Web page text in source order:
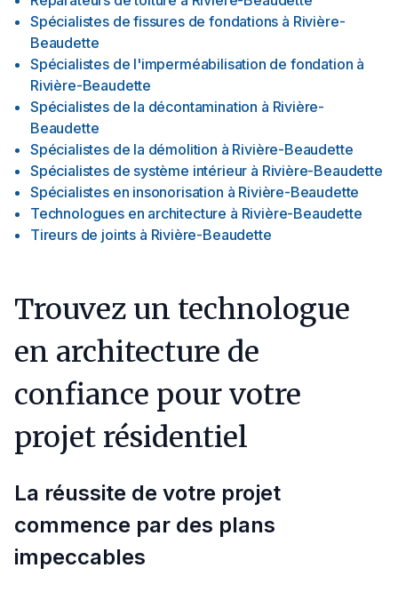
Spécialistes de fissures de fondations à Rivière-
Beaudette
Spécialistes de l'imperméabilisation de fondation à
Rivière-Beaudette
Spécialistes de la décontamination à Rivière-
Beaudette
Spécialistes de la démolition à Rivière-Beaudette
Spécialistes de système intérieur à Rivière-Beaudette
Spécialistes en insonorisation à Rivière-Beaudette
Technologues en architecture à Rivière-Beaudette
Tireurs de joints à Rivière-Beaudette
Trouvez un technologue
en architecture de
confiance pour votre
projet résidentiel
La réussite de votre projet
commence par des plans
impeccables